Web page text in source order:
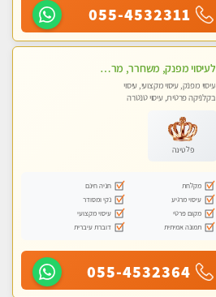
055-4532311
לעיסוי מפנק, משחרר, מרגיע, טנטרה, עיסוי שבדי מקצועי ללא שירותי מין
עיסוי מפנק, עיסוי מקצועי, עיסוי
בקלניקה פרטית, עיסוי טנטרה
פלטינה
מקלחת
חניה חינם
עיסוי מרגיע
נקי ומסודר
מקום פרטי
עיסוי מקצועי
תמונה אמיתית
דוברת עיברית
055-4532364